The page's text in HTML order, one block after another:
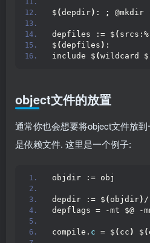
$ (depdir) : ; @mkdir
depfiles := $ (
$ (depfiles ) :
include $ (wildcard $
object文件的放置
通常你也会想要将object文件放
是依赖文件. 这里是一个例子:
objdir := obj
depdir := $ ( objdir) /
depflags = -mt $@ -
compile. c = $ ( cc ) $ (